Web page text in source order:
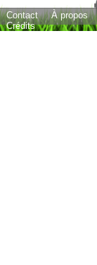
Contact
À propos
Crédits